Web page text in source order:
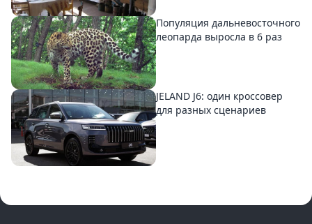
Популяция дальневосточного
леопарда выросла в 6 раз
JELAND J6: один кроссовер
для разных сценариев